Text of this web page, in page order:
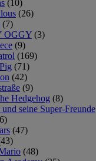
(10)
(26)
(7)
OGGY (3)
(9)
(169)
(71)
(42)
(9)
Hedgehog (8)
und seine Super-Freunde
(47)
(48)